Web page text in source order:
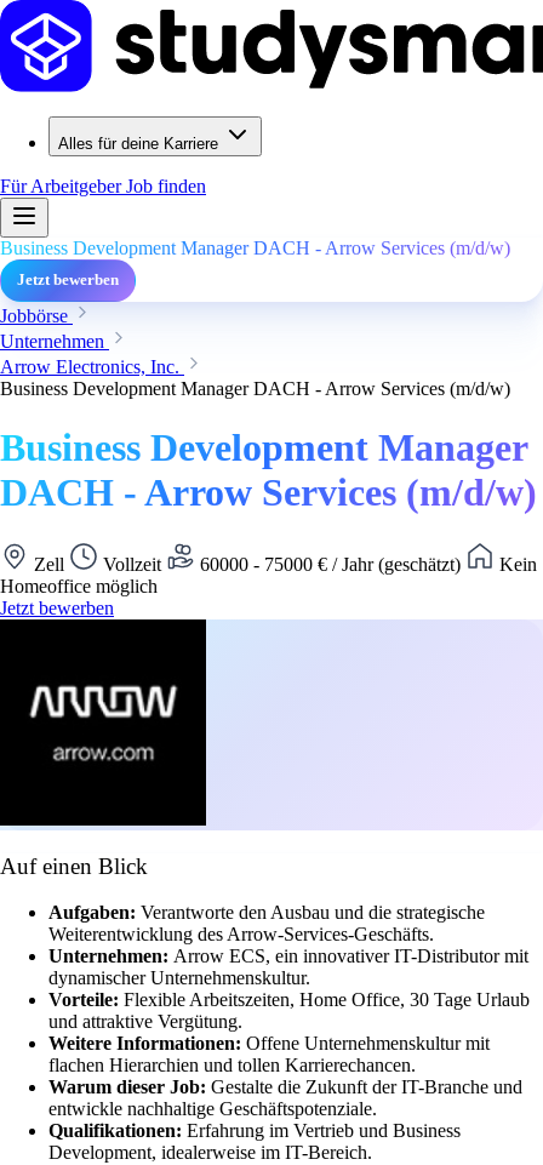
Alles für deine Karriere
Für ArbeitgeberJob finden
Business Development Manager DACH - Arrow Services (m/d/w)
Jetzt bewerben
Jobbörse
Unternehmen
Arrow Electronics, Inc.
Business Development Manager DACH - Arrow Services (m/d/w)
Business Development Manager
DACH - Arrow Services (m/d/w)
Zell Vollzeit 60000 - 75000 € / Jahr (geschätzt)
Kein
Homeoffice möglich
Jetzt bewerben
Auf einen Blick
Aufgaben: Verantworte den Ausbau und die strategische
Weiterentwicklung des Arrow-Services-Geschäfts.
Unternehmen: Arrow ECS, ein innovativer IT-Distributor mit
dynamischer Unternehmenskultur.
Vorteile: Flexible Arbeitszeiten, Home Office, 30 Tage Urlaub
und attraktive Vergütung.
Weitere Informationen: Offene Unternehmenskultur mit
flachen Hierarchien und tollen Karrierechancen.
Warum dieser Job: Gestalte die Zukunft der IT-Branche und
entwickle nachhaltige Geschäftspotenziale.
Qualifikationen: Erfahrung im Vertrieb und Business
Development, idealerweise im IT-Bereich.